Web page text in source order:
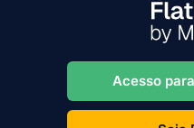
Acesso